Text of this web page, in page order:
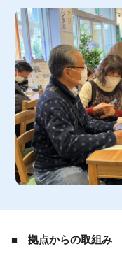
■ 拠点からの取組み